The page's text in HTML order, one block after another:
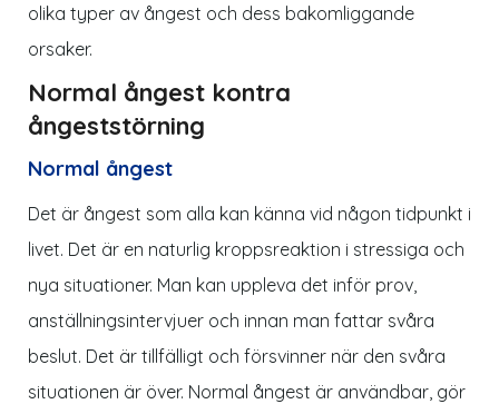
olika typer av ångest och dess bakomliggande
orsaker.
Normal ångest kontra
ångeststörning
Normal ångest
Det är ångest som alla kan känna vid någon tidpunkt i
livet. Det är en naturlig kroppsreaktion i stressiga och
nya situationer. Man kan uppleva det inför prov,
anställningsintervjuer och innan man fattar svåra
beslut. Det är tillfälligt och försvinner när den svåra
situationen är över. Normal ångest är användbar, gör